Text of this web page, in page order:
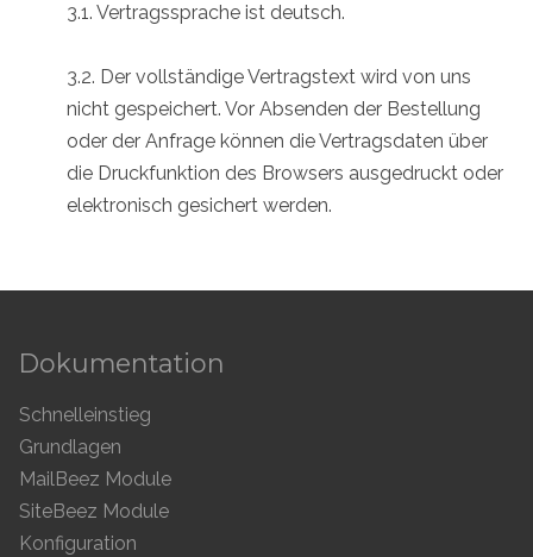
3.1. Vertragssprache ist deutsch.
3.2. Der vollständige Vertragstext wird von uns
nicht gespeichert. Vor Absenden der Bestellung
oder der Anfrage können die Vertragsdaten über
die Druckfunktion des Browsers ausgedruckt oder
elektronisch gesichert werden.
Dokumentation
Schnelleinstieg
Grundlagen
MailBeez Module
SiteBeez Module
Konfiguration